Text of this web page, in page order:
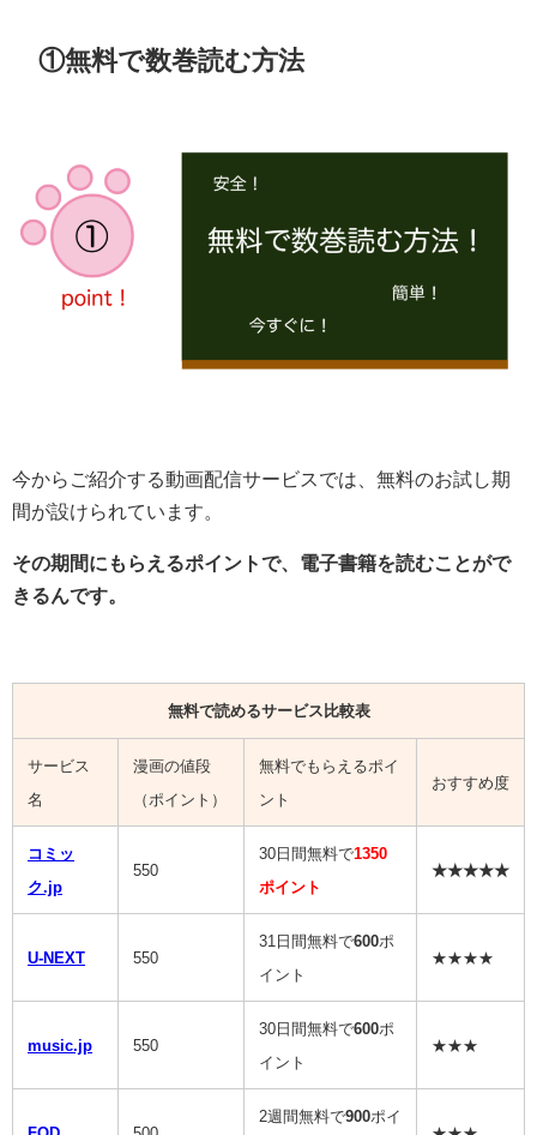
①無料で数巻読む方法
今からご紹介する動画配信サービスでは、無料のお試し期
間が設けられています。
その期間にもらえるポイントで、電子書籍を読むことがで
きるんです。
無料で読めるサービス比較表
サービス
名
漫画の値段
（ポイント）
無料でもらえるポイ
ント
おすすめ度
コミッ
ク.jp
550
30日間無料で1350
ポイント
★★★★★
U-NEXT 550
31日間無料で600ポ
イント
★★★★
music.jp 550
30日間無料で600ポ
イント
★★★
2週間無料で900ポイ